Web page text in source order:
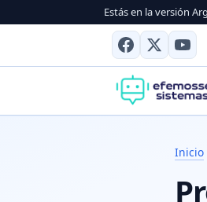
Estás en la versión
Inicio